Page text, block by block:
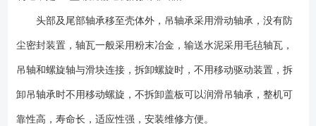
头部及尾部轴承移至壳体外，吊轴承采用滑动轴承，没有防
尘密封装置，轴瓦一般采用粉末冶金，输送水泥采用毛毡轴瓦，
吊轴和螺旋轴与滑块连接，拆卸螺旋时，不用移动驱动装置，拆
卸吊轴承时不用移动螺旋，不拆卸盖板可以润滑吊轴承，整机可
靠性高，寿命长，适应性强，安装维修方便。